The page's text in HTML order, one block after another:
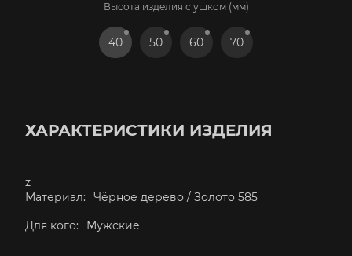
Высота изделия с ушком (мм)
40 50 60 70
ХАРАКТЕРИСТИКИ ИЗДЕЛИЯ
z
Материал:
Чёрное дерево / Золото 585
Для кого:
Мужские